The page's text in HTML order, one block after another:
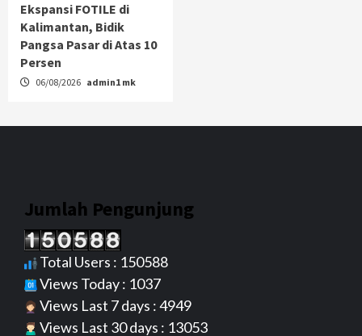
Ekspansi FOTILE di
Kalimantan, Bidik
Pangsa Pasar di Atas 10
Persen
06/08/2026 admin1 mk
Jumlah Pengunjung
Total Users : 150588
Views Today : 1037
Views Last 7 days : 4949
Views Last 30 days : 13053